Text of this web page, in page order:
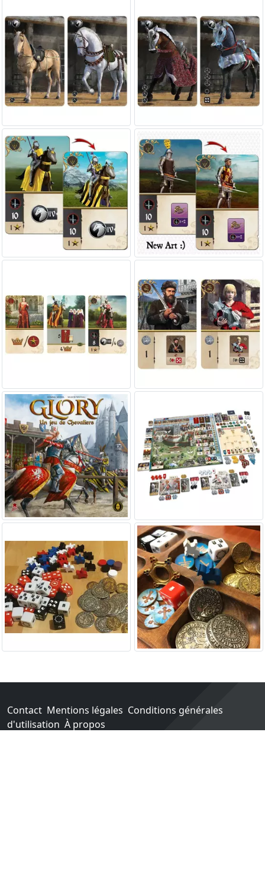
Contact Mentions légales Conditions générales
d'utilisation À propos